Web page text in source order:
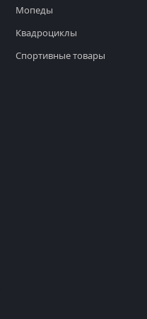
Мопеды
Квадроциклы
Спортивные товары